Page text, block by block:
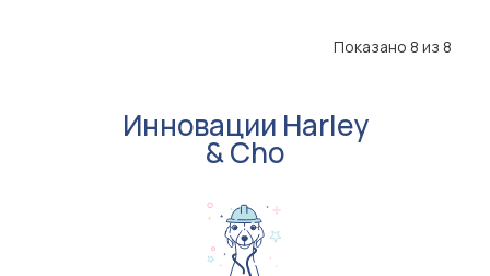
Показано 8 из 8
Инновации Harley
& Cho